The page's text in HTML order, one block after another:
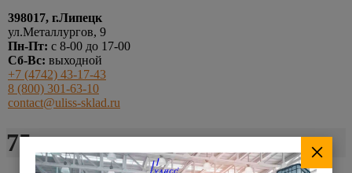
398017, г.Липецк
ул.Металлургов, 9
Пн-Пт: с 8-00 до 17-00
Сб-Вс: выходной
+7 (4742) 43-17-43
8 (800) 301-63-10
contact@uliss-sklad.ru
75 серия ×